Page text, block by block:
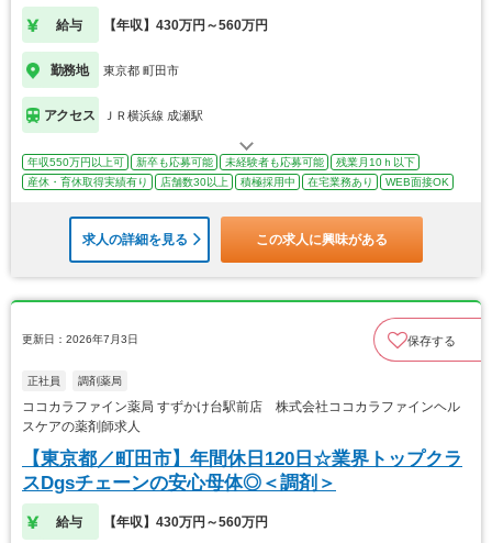
給与 【年収】430万円～560万円
勤務地 東京都 町田市
アクセス ＪＲ横浜線 成瀬駅
年収550万円以上可 新卒も応募可能 未経験者も応募可能
残業月10ｈ以下
産休・育休取得実績有り
店舗数30以上 積極採用中 在宅業務あり WEB面接OK
求人の詳細を見る この求人に興味がある
更新日：2026年7月3日 保存する
正社員 調剤薬局
ココカラファイン薬局 すずかけ台駅前店 株式会社ココカラファインヘル
スケアの薬剤師求人
【東京都／町田市】年間休日120日☆業界トップクラ
スDgsチェーンの安心母体◎＜調剤＞
給与 【年収】430万円～560万円